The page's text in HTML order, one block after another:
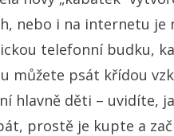
nebo i na internetu je
telefonní budku,
můžete psát křídou
hlavně děti – uvidíte,
prostě je kupte a